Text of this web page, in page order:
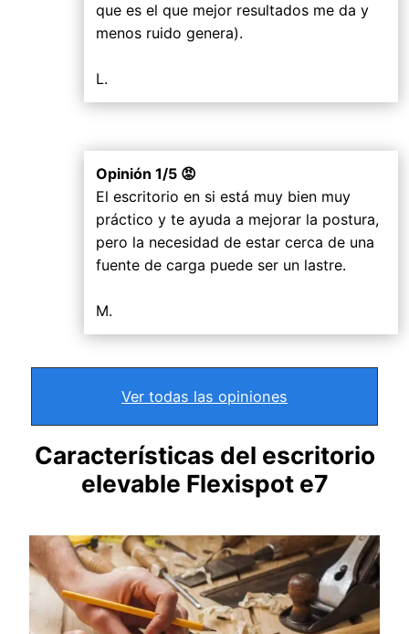
que es el que mejor resultados me da y
menos ruido genera).
L.
Opinión 1/5 😡
El escritorio en si está muy bien muy
práctico y te ayuda a mejorar la postura,
pero la necesidad de estar cerca de una
fuente de carga puede ser un lastre.
M.
Ver todas las opiniones
Características del escritorio
elevable Flexispot e7